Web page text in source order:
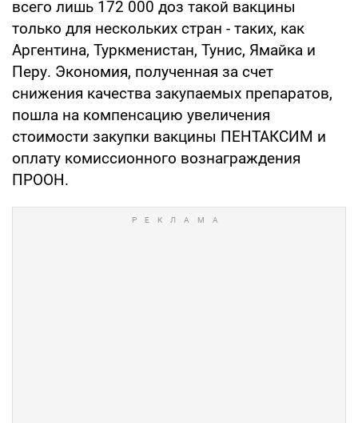
всего лишь 172 000 доз такой вакцины
только для нескольких стран - таких, как
Аргентина, Туркменистан, Тунис, Ямайка и
Перу. Экономия, полученная за счет
снижения качества закупаемых препаратов,
пошла на компенсацию увеличения
стоимости закупки вакцины ПЕНТАКСИМ и
оплату комиссионного вознаграждения
ПРООН.